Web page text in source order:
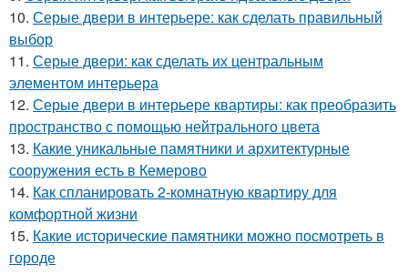
10. Серые двери в интерьере: как сделать правильный
выбор
11. Серые двери: как сделать их центральным
элементом интерьера
12. Серые двери в интерьере квартиры: как преобразить
пространство с помощью нейтрального цвета
13. Какие уникальные памятники и архитектурные
сооружения есть в Кемерово
14. Как спланировать 2-комнатную квартиру для
комфортной жизни
15. Какие исторические памятники можно посмотреть в
городе